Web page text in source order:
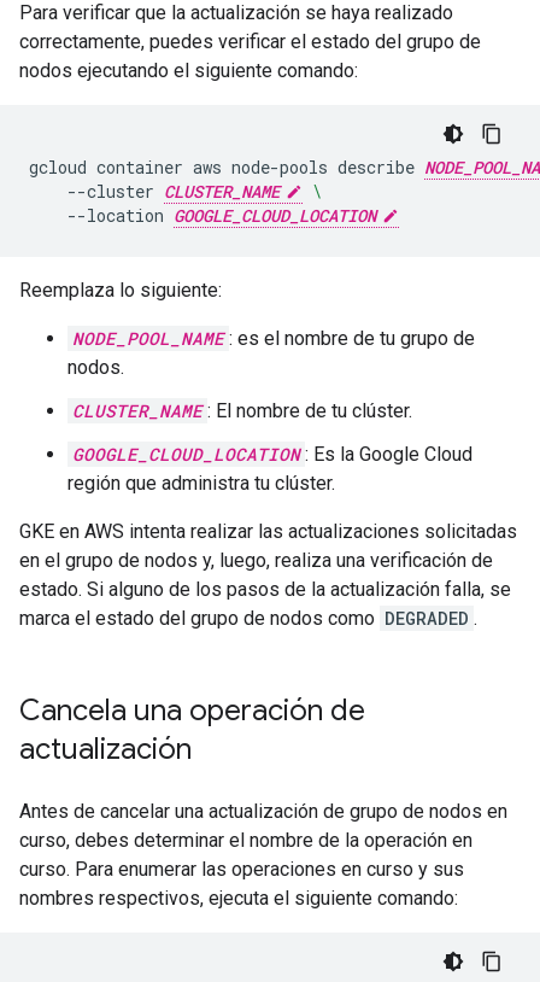
Para verificar que la actualización se haya realizado
correctamente, puedes verificar el estado del grupo de
nodos ejecutando el siguiente comando:
gcloud container aws node-pools describe
--cluster CLUSTER_NAME
\
--location GOOGLE_CLOUD_LOCATION
Reemplaza lo siguiente:
NODE_POOL_NAME : es el nombre de tu grupo de
nodos.
CLUSTER_NAME : El nombre de tu clúster.
GOOGLE_CLOUD_LOCATION : Es la Google Cloud
región que administra tu clúster.
GKE en AWS intenta realizar las actualizaciones solicitadas
en el grupo de nodos y, luego, realiza una verificación de
estado. Si alguno de los pasos de la actualización falla, se
marca el estado del grupo de nodos como DEGRADED .
Cancela una operación de
actualización
Antes de cancelar una actualización de grupo de nodos en
curso, debes determinar el nombre de la operación en
curso. Para enumerar las operaciones en curso y sus
nombres respectivos, ejecuta el siguiente comando: